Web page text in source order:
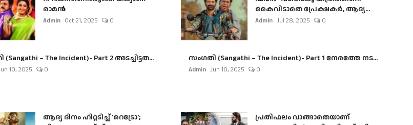
രാമൻ
Admin Oct 21, 2025 0
കൈവിടാതെ പ്രേക്ഷകർ, ആദ്യ...
Admin Jul 28, 2025 0
– The Incident)- Part 2 അടച്ചിട്ടത...
10, 2025 0
സംഗതി (Sangathi – The Incident)- Part 1 നേരത്തേ നട...
Admin Jun 10, 2025 0
ആദ്യ ദിനം ഹിറ്റടിച്ച് 'റെട്രോ';
പ്രതിഫലം വാങ്ങാതെയാണ്